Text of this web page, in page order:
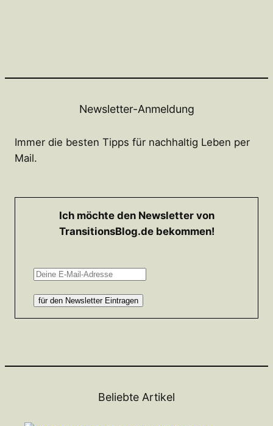
Newsletter-Anmeldung
Immer die besten Tipps für nachhaltig Leben per
Mail.
Ich möchte den Newsletter von
TransitionsBlog.de bekommen!
Beliebte Artikel